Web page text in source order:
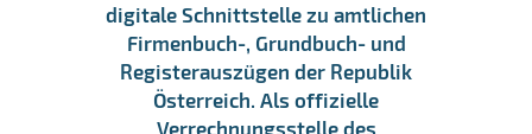
digitale Schnittstelle zu amtlichen
Firmenbuch-, Grundbuch- und
Registerauszügen der Republik
Österreich. Als offizielle
Verrechnungsstelle des